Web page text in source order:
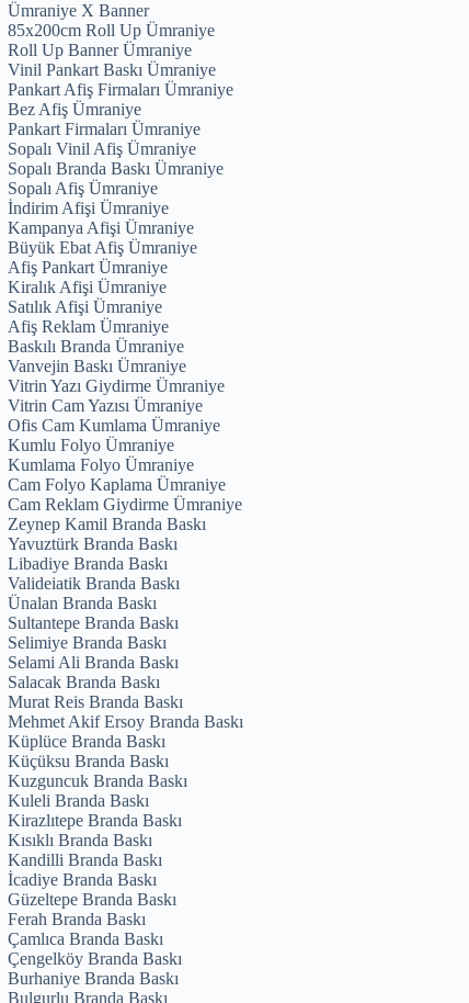
Ümraniye X Banner
85x200cm Roll Up Ümraniye
Roll Up Banner Ümraniye
Vinil Pankart Baskı Ümraniye
Pankart Afiş Firmaları Ümraniye
Bez Afiş Ümraniye
Pankart Firmaları Ümraniye
Sopalı Vinil Afiş Ümraniye
Sopalı Branda Baskı Ümraniye
Sopalı Afiş Ümraniye
İndirim Afişi Ümraniye
Kampanya Afişi Ümraniye
Büyük Ebat Afiş Ümraniye
Afiş Pankart Ümraniye
Kiralık Afişi Ümraniye
Satılık Afişi Ümraniye
Afiş Reklam Ümraniye
Baskılı Branda Ümraniye
Vanvejin Baskı Ümraniye
Vitrin Yazı Giydirme Ümraniye
Vitrin Cam Yazısı Ümraniye
Ofis Cam Kumlama Ümraniye
Kumlu Folyo Ümraniye
Kumlama Folyo Ümraniye
Cam Folyo Kaplama Ümraniye
Cam Reklam Giydirme Ümraniye
Zeynep Kamil Branda Baskı
Yavuztürk Branda Baskı
Libadiye Branda Baskı
Valideiatik Branda Baskı
Ünalan Branda Baskı
Sultantepe Branda Baskı
Selimiye Branda Baskı
Selami Ali Branda Baskı
Salacak Branda Baskı
Murat Reis Branda Baskı
Mehmet Akif Ersoy Branda Baskı
Küplüce Branda Baskı
Küçüksu Branda Baskı
Kuzguncuk Branda Baskı
Kuleli Branda Baskı
Kirazlıtepe Branda Baskı
Kısıklı Branda Baskı
Kandilli Branda Baskı
İcadiye Branda Baskı
Güzeltepe Branda Baskı
Ferah Branda Baskı
Çamlıca Branda Baskı
Çengelköy Branda Baskı
Burhaniye Branda Baskı
Bulgurlu Branda Baskı